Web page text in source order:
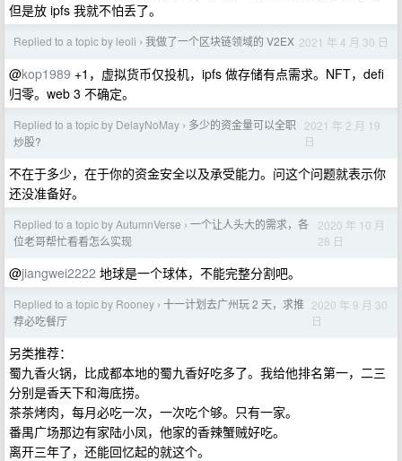
但是放 ipfs 我就不怕丢了。
Replied to a topic by leoli › 我做了一个区块链领域的 V2EX 2021 年 4 月 30 日
@kop1989 +1，虚拟货币仅投机，ipfs 做存储有点需求。NFT，defi
归零。web 3 不确定。
Replied to a topic by DelayNoMay › 多少的资金量可以全职
炒股?
2021 年 2 月 19
日
不在于多少，在于你的资金安全以及承受能力。问这个问题就表示你
还没准备好。
Replied to a topic by AutumnVerse › 一个让人头大的需求，各
位老哥帮忙看看怎么实现
2020 年 10 月
28 日
@jiangwei2222 地球是一个球体，不能完整分割吧。
Replied to a topic by Rooney › 十一计划去广州玩 2 天，求推
荐必吃餐厅
2020 年 9 月 30
日
另类推荐：
蜀九香火锅，比成都本地的蜀九香好吃多了。我给他排名第一，二三
分别是香天下和海底捞。
茶茶烤肉，每月必吃一次，一次吃个够。只有一家。
番禺广场那边有家陆小凤，他家的香辣蟹贼好吃。
离开三年了，还能回忆起的就这个。